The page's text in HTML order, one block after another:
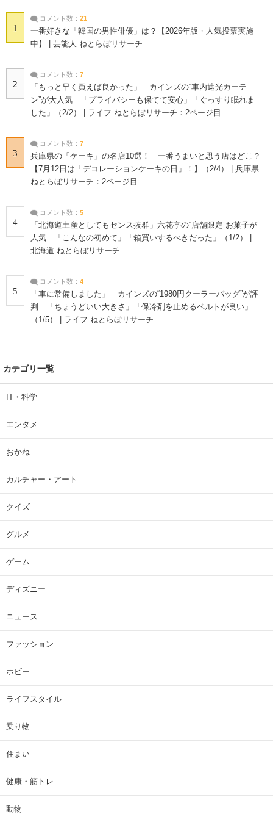
1
コメント数： 21
一番好きな「韓国の男性俳優」は？【2026年版・人気投票実施
中】 | 芸能人 ねとらぼリサーチ
2
コメント数： 7
「もっと早く買えば良かった」 カインズの“車内遮光カーテ
ン”が大人気 「プライバシーも保てて安心」「ぐっすり眠れま
した」（2/2） | ライフ ねとらぼリサーチ：2ページ目
3
コメント数： 7
兵庫県の「ケーキ」の名店10選！ 一番うまいと思う店はどこ？
【7月12日は「デコレーションケーキの日」！】（2/4） | 兵庫県
ねとらぼリサーチ：2ページ目
4
コメント数： 5
「北海道土産としてもセンス抜群」六花亭の“店舗限定”お菓子が
人気 「こんなの初めて」「箱買いするべきだった」（1/2） |
北海道 ねとらぼリサーチ
5
コメント数： 4
「車に常備しました」 カインズの“1980円クーラーバッグ”が評
判 「ちょうどいい大きさ」「保冷剤を止めるベルトが良い」
（1/5） | ライフ ねとらぼリサーチ
カテゴリ一覧
IT・科学
エンタメ
おかね
カルチャー・アート
クイズ
グルメ
ゲーム
ディズニー
ニュース
ファッション
ホビー
ライフスタイル
乗り物
住まい
健康・筋トレ
動物